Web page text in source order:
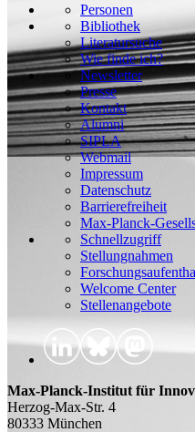
Personen
Bibliothek
Literatursuche
Wie finde ich?
Newsletter
Presse
Kontakt
Alumni
SIPLA
Webmail
Impressum
Datenschutz
Barrierefreiheit
Max-Planck-
Schnellzugriff
Stellungnahmen
Welcome Center
Stellenangebote
Max-Planck-Institut für
Herzog-Max-Str. 4
80333 München